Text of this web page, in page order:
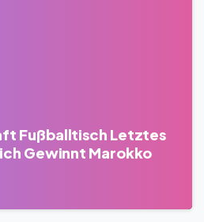
Fußballtisch Letztes
Gewinnt Marokko